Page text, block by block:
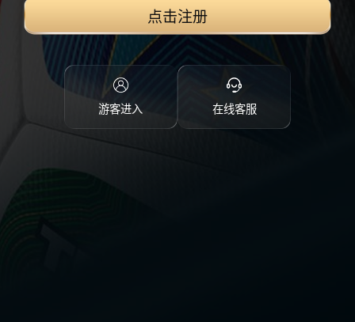
点击注册
游客进入 在线客服